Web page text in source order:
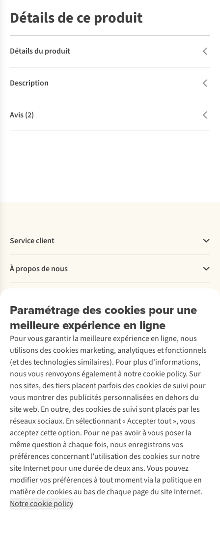
Détails de ce produit
Détails du produit
Description
Avis(2)
Paramétrage des cookies pour une
meilleure expérience en ligne
Pour vous garantir la meilleure expérience en ligne, nous
utilisons des cookies marketing, analytiques et fonctionnels
(et des technologies similaires). Pour plus d'informations,
nous vous renvoyons également à notre cookie policy. Sur
nos sites, des tiers placent parfois des cookies de suivi pour
vous montrer des publicités personnalisées en dehors du
site web. En outre, des cookies de suivi sont placés par les
réseaux sociaux. En sélectionnant « Accepter tout », vous
acceptez cette option. Pour ne pas avoir à vous poser la
même question à chaque fois, nous enregistrons vos
préférences concernant l’utilisation des cookies sur notre
site Internet pour une durée de deux ans. Vous pouvez
modifier vos préférences à tout moment via la politique en
matière de cookies au bas de chaque page du site Internet.
Notre cookie policy
Service client
Commander
Payer
Retourner
Rétractation d'une commande
Entretien & réparations
Garantie
Contactez-nous
À propos de nous
Entreprise responsable
À propos d’Ayacucho
Nos magasins
À propos d’A.S.Adventure
Déclaration d'accessibilité
Location / Location sports d’hiver
Seconde-main
Entretien de ski
Service de lavage
Entretien de chaussures
Réparation de chaussures
Réparation de vêtements
Retouches
Pour les entreprises
Découvrez
A.S.Magazine
Explore Camp
Expertise & conseils
Abonnez-vous à la newsletter
Suivez-nous
Mentions légales
Politique de confidentialité
Conditions générales
Cookie Policy